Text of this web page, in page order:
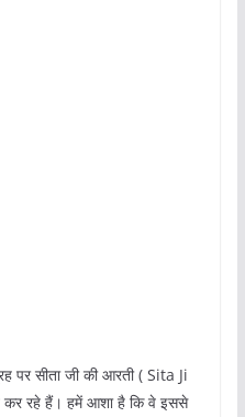
पर सीता जी की आरती ( Sita Ji
कर रहे हैं। हमें आशा है कि वे इससे